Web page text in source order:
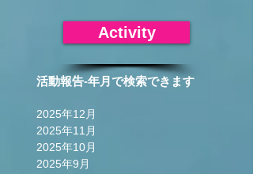
Activity
活動報告-年月で検索できます
2025年12月
2025年11月
2025年10月
2025年9月